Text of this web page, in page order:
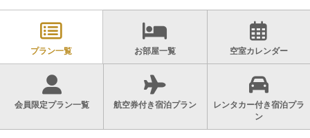
プラン一覧 お部屋一覧 空室カレンダー
会員限定プラン一覧 航空券付き宿泊プラン
レンタカー付き宿泊プラ
ン